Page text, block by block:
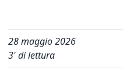
28 maggio 2026
3' di lettura